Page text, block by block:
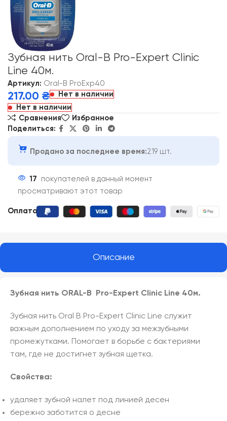
Зубная нить Oral-B Pro-Expert Clinic
Line 40м.
Артикул: Oral-B ProExp40
217.00 ₴
Нет в наличии
Нет в наличии
Сравнения
Избранное
Поделиться:
Продано за последнее время:219 шт.
17
покупателей в данный момент
просматривают этот товар
Оплата:
Описание
Зубная нить ORAL-B Pro-Expert Clinic Line 40м.
Зубная нить Oral B Pro-Expert Clinic Line служит
важным дополнением по уходу за межзубными
промежутками. Помогает в борьбе с бактериями
там, где не достигнет зубная щетка.
Свойства:
удаляет зубной налет под линией десен
бережно заботится о десне